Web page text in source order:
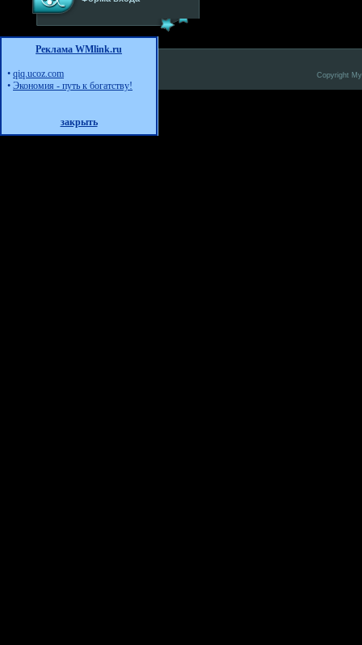
Реклама WMlink.ru
• qiq.ucoz.com
• Экономия - путь к богатству!
закрыть
Copyright